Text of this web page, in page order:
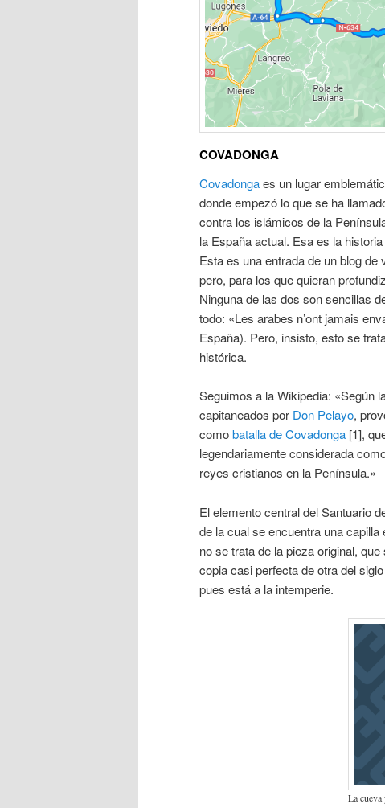
COVADONGA
Covadongaes un lugar
donde empezó lo que se ha
contra los islámicos de la
la España actual. Esa es la
Esta es una entrada de un blog
pero, para los que quieran
Ninguna de las dos son sencillas
todo: «Les arabes n’ont jamais
España). Pero, insisto, esto se
histórica.
Seguimos a la Wikipedia: «Según
capitaneados por Don Pelayo,
comobatalla de Covadonga [1],
legendariamente considerada
reyes cristianos en la Península.»
El elemento central del Santuario
de la cual se encuentra una
no se trata de la pieza original,
copia casi perfecta de otra del
pues está a la intemperie.
La cueva